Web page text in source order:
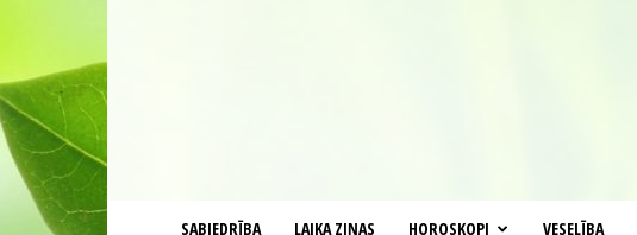
SABIEDRĪBA LAIKA ZIŅAS HOROSKOPI VESELĪBA